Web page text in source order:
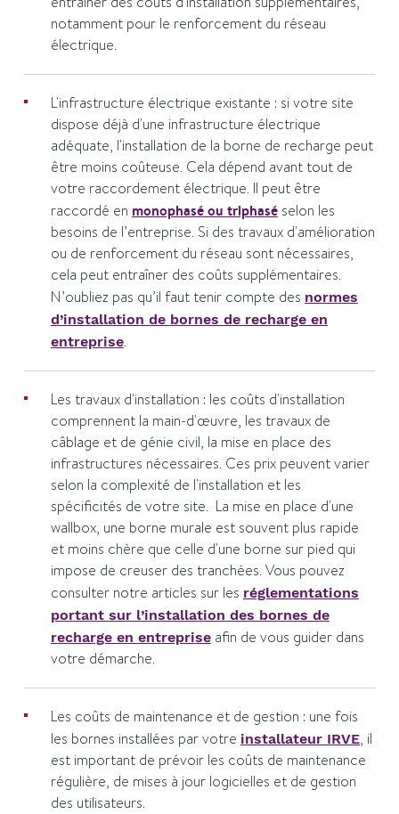
notamment pour le renforcement du réseau
électrique.
L'infrastructure électrique existante : si votre site
dispose déjà d'une infrastructure électrique
adéquate, l'installation de la borne de recharge peut
être moins coûteuse. Cela dépend avant tout de
votre raccordement électrique. Il peut être
raccordé en monophasé ou triphaséselon les
besoins de l’entreprise. Si des travaux d'amélioration
ou de renforcement du réseau sont nécessaires,
cela peut entraîner des coûts supplémentaires.
N’oubliez pas qu’il faut tenir compte des normes
d’installation de bornes de recharge en
entreprise.
Les travaux d'installation : les coûts d'installation
comprennent la main-d'œuvre, les travaux de
câblage et de génie civil, la mise en place des
infrastructures nécessaires. Ces prix peuvent varier
selon la complexité de l'installation et les
spécificités de votre site. La mise en place d'une
wallbox, une borne murale est souvent plus rapide
et moins chère que celle d'une borne sur pied qui
impose de creuser des tranchées. Vous pouvez
consulter notre articles sur les réglementations
portant sur l’installation des bornes de
recharge en entrepriseafin de vous guider dans
votre démarche.
Les coûts de maintenance et de gestion : une fois
les bornes installées par votre installateur IRVE, il
est important de prévoir les coûts de maintenance
régulière, de mises à jour logicielles et de gestion
des utilisateurs.